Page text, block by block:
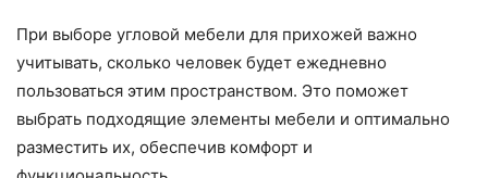
При выборе угловой мебели для прихожей важно
учитывать, сколько человек будет ежедневно
пользоваться этим пространством. Это поможет
выбрать подходящие элементы мебели и оптимально
разместить их, обеспечив комфорт и